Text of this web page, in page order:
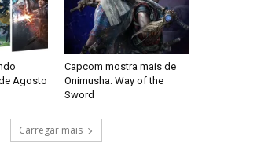
Agosto
Capcom mostra mais de
Onimusha: Way of the
Sword
Carregar mais